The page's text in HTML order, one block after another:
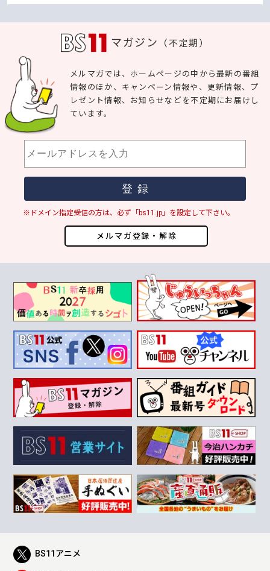
マガジン （不定期）
メルマガ登録・解除
メルマガでは、ホームページの中から最新の番組
情報のほか、キャンペーン情報や、更新情報、プ
レゼント情報、お知らせなどを不定期にお届けし
ています。
※ドメイン指定受信の方は、必ず「bs11.jp」を設定して下さい。
BS11アニメ